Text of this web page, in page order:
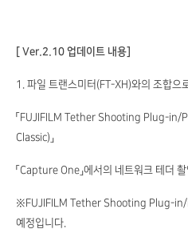
[ Ver.2.10 업데이트 내용]
1. 파일 트랜스미터(FT-XH)와의 조합으
「FUJIFILM Tether Shooting Plug-
Classic)」
「Capture One」에서의 네트워크 테더
※FUJIFILM Tether Shooting Plug-in/
예정입니다.